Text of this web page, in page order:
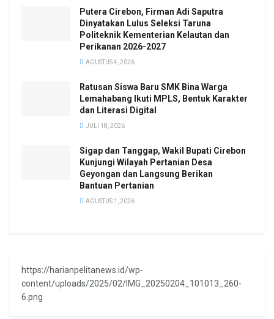
Putera Cirebon, Firman Adi Saputra
Dinyatakan Lulus Seleksi Taruna
Politeknik Kementerian Kelautan dan
Perikanan 2026-2027
AGUSTUS 4, 2026
Ratusan Siswa Baru SMK Bina Warga
Lemahabang Ikuti MPLS, Bentuk Karakter
dan Literasi Digital
JULI 18, 2026
Sigap dan Tanggap, Wakil Bupati Cirebon
Kunjungi Wilayah Pertanian Desa
Geyongan dan Langsung Berikan
Bantuan Pertanian
AGUSTUS 1, 2026
https://harianpelitanews.id/wp-
content/uploads/2025/02/IMG_20250204_101013_260-
6.png